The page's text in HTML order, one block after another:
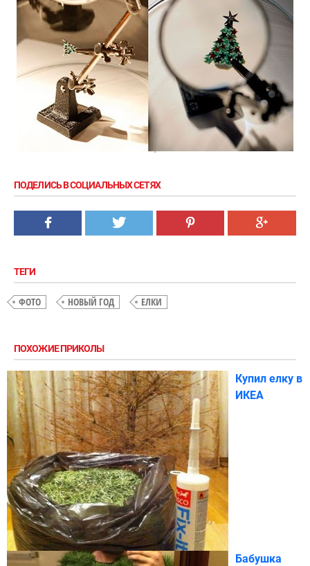
ПОДЕЛИСЬ В СОЦИАЛЬНЫХ СЕТЯХ
ТЕГИ
ФОТО НОВЫЙ ГОД ЕЛКИ
ПОХОЖИЕ ПРИКОЛЫ
Купил елку в
ИКЕА
Бабушка